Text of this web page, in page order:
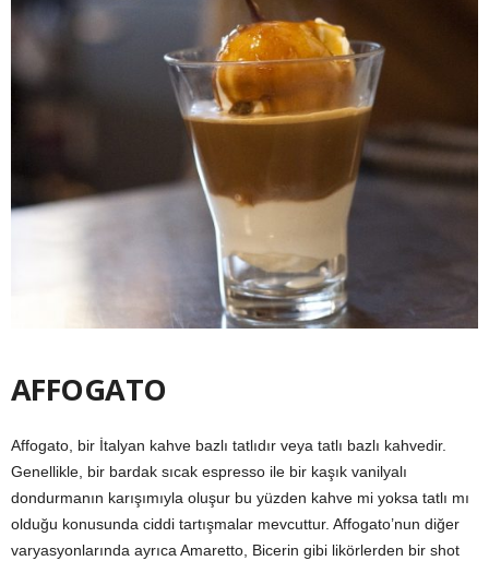
AFFOGATO
Affogato, bir İtalyan kahve bazlı tatlıdır veya tatlı bazlı kahvedir.
Genellikle, bir bardak sıcak espresso ile bir kaşık vanilyalı
dondurmanın karışımıyla oluşur bu yüzden kahve mi yoksa tatlı mı
olduğu konusunda ciddi tartışmalar mevcuttur. Affogato’nun diğer
varyasyonlarında ayrıca Amaretto, Bicerin gibi likörlerden bir shot